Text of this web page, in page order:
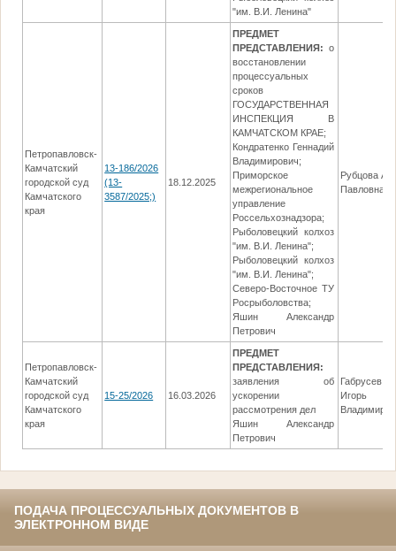
"им. В.И. Ленина"
Петропавловск-
Камчатский
городской суд
Камчатского
края
13-186/2026
(13-
3587/2025;)
18.12.2025
ПРЕДМЕТ
ПРЕДСТАВЛЕНИЯ: о
восстановлении
процессуальных
сроков
ГОСУДАРСТВЕННАЯ
ИНСПЕКЦИЯ В
КАМЧАТСКОМ КРАЕ;
Кондратенко Геннадий
Владимирович;
Приморское
межрегиональное
управление
Россельхознадзора;
Рыболовецкий колхоз
"им. В.И. Ленина";
Рыболовецкий колхоз
"им. В.И. Ленина";
Северо-Восточное ТУ
Росрыболовства;
Яшин Александр
Петрович
Рубцова
Павловна
Петропавловск-
Камчатский
городской суд
Камчатского
края
15-25/2026 16.03.2026
ПРЕДМЕТ
ПРЕДСТАВЛЕНИЯ:
заявления об
ускорении
рассмотрения дел
Яшин Александр
Петрович
Габрусев
Игорь
ПОДАЧА ПРОЦЕССУАЛЬНЫХ ДОКУМЕНТОВ В
ЭЛЕКТРОННОМ ВИДЕ